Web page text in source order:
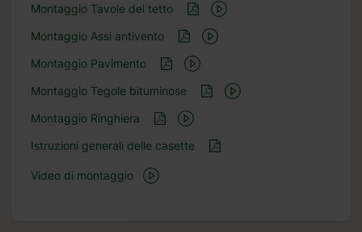
Montaggio Tavole del tetto
Montaggio Assi antivento
Montaggio Pavimento
Montaggio Tegole bituminose
Montaggio Ringhiera
Istruzioni generali delle casette
Video di montaggio